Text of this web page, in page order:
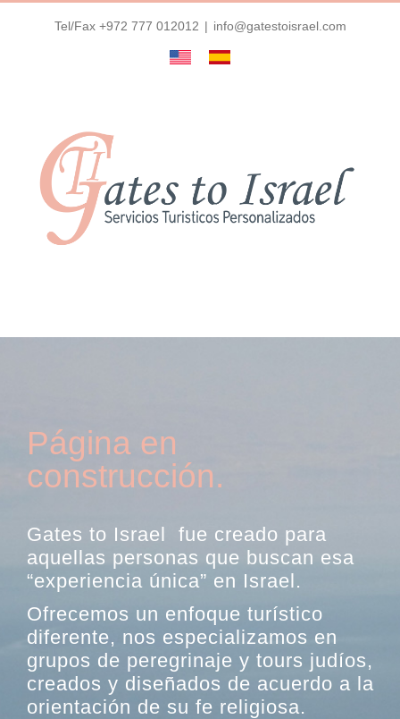
Tel/Fax +972 777 012012 | info@gatestoisrael.com
EnglishEspañol
Página en
construcción.
Gates to Israel fue creado para
aquellas personas que buscan esa
“experiencia única” en Israel.
Ofrecemos un enfoque turístico
diferente, nos especializamos en
grupos de peregrinaje y tours judíos,
creados y diseñados de acuerdo a la
orientación de su fe religiosa.